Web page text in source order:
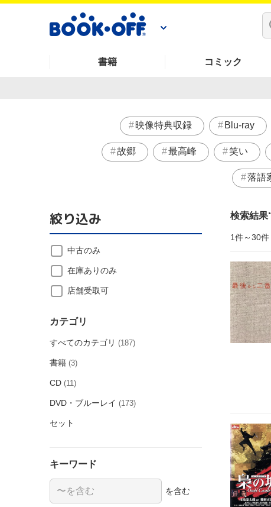
書籍 コミック
映像特典収録 Blu-ray
故郷 最高峰 笑い
落語
検索結果
1件～30件
絞り込み
中古のみ
在庫ありのみ
店舗受取可
カテゴリ
すべてのカテゴリ (187)
書籍 (3)
CD (11)
DVD・ブルーレイ (173)
セット
キーワード
を含む